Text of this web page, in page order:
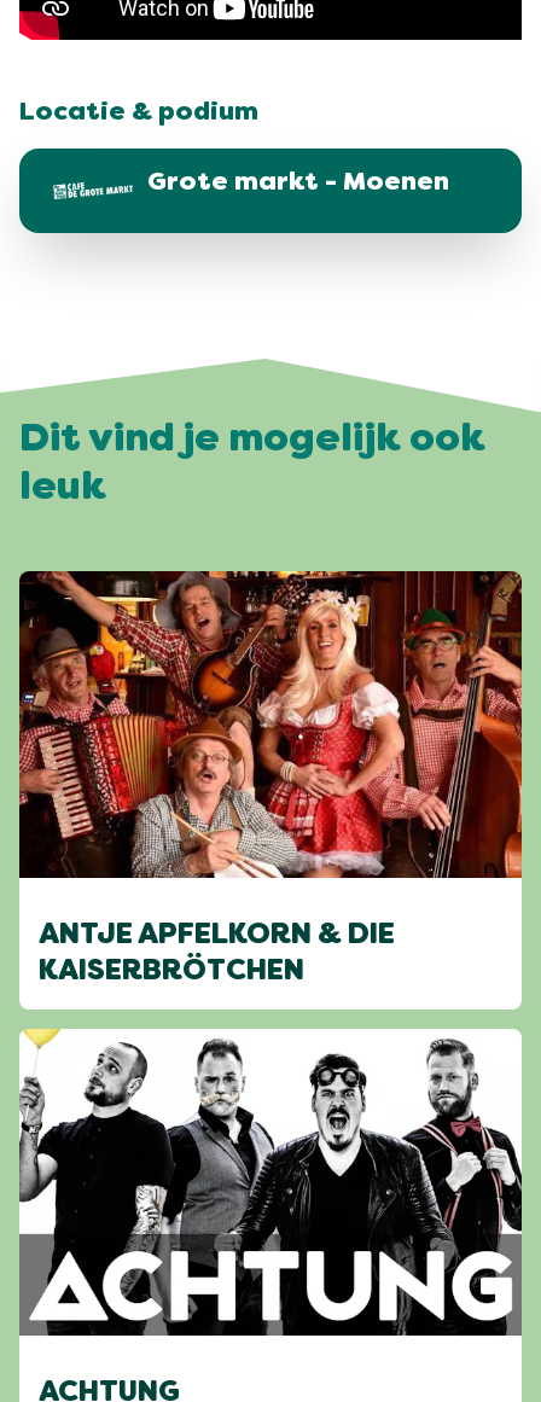
Locatie & podium
Grote markt - Moenen
Dit vind je mogelijk ook
leuk
ANTJE APFELKORN & DIE
KAISERBRÖTCHEN
ACHTUNG